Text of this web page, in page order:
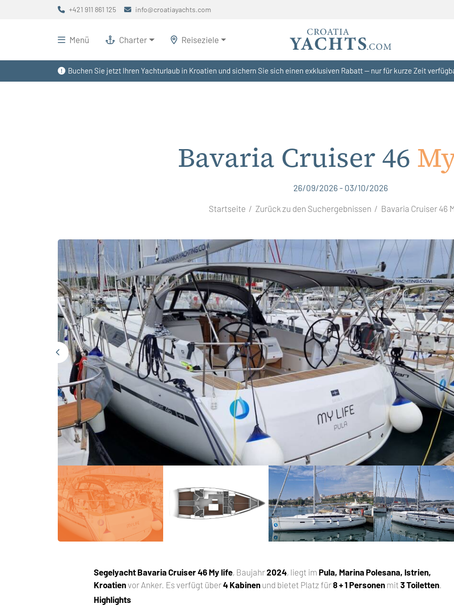
Buchen Sie jetzt Ihren Yachturlaub in Kroatien und sichern Sie sich einen exklusiven Rabatt — nur für kurze Zeit
+421 911 861 125 info@croatiayachts.com
Menü Charter Reiseziele
Bavaria Cruiser 46
26/09/2026 - 03/10/2026
Startseite Zurück zu den Suchergebnissen Bavaria Cruiser 46
Segelyacht Bavaria Cruiser 46 My life, Baujahr2024, liegt im Pula, Marina Polesana, Istrien,
Kroatienvor Anker. Es verfügt über4 Kabinen und bietet Platz für8 + 1 Personen mit3 Toiletten
Highlights